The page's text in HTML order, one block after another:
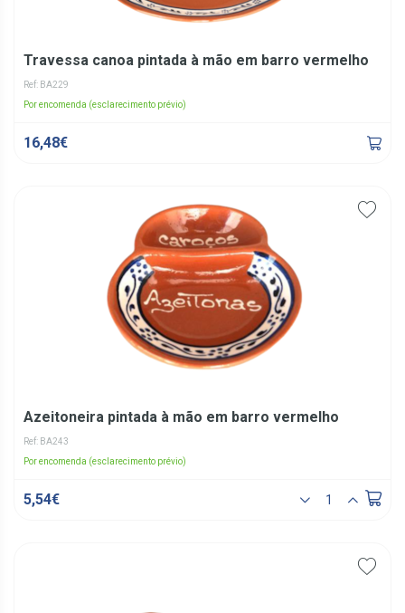
Travessa canoa pintada à mão em barro vermelho
Ref: BA229
Por encomenda (esclarecimento prévio)
16,48€
Azeitoneira pintada à mão em barro vermelho
Ref: BA243
Por encomenda (esclarecimento prévio)
5,54€